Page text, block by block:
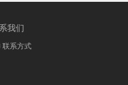
我们
联系方式